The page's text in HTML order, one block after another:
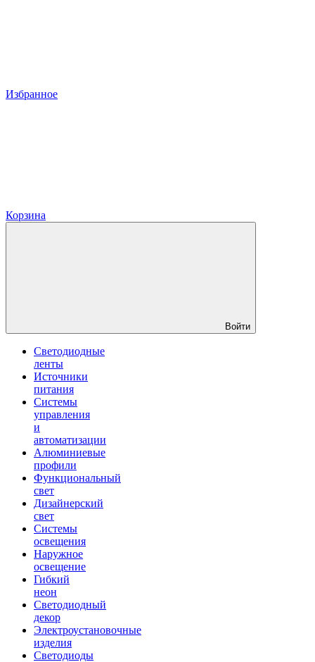
Избранное
Корзина
Войти
Светодиодные
ленты
Источники
питания
Системы
управления
и
автоматизации
Алюминиевые
профили
Функциональный
свет
Дизайнерский
свет
Системы
освещения
Наружное
освещение
Гибкий
неон
Светодиодный
декор
Электроустановочные
изделия
Светодиоды